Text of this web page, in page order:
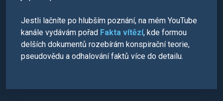
Jestli lačníte po hlubším poznání, na mém YouTube
kanále vydávám pořad Fakta vítězí, kde formou
delších dokumentů rozebírám konspirační teorie,
pseudovědu a odhalování faktů více do detailu.